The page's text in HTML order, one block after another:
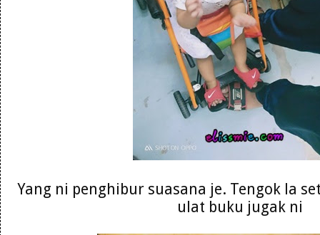
Yang ni penghibur suasana je. Tengok la
ulat buku jugak ni